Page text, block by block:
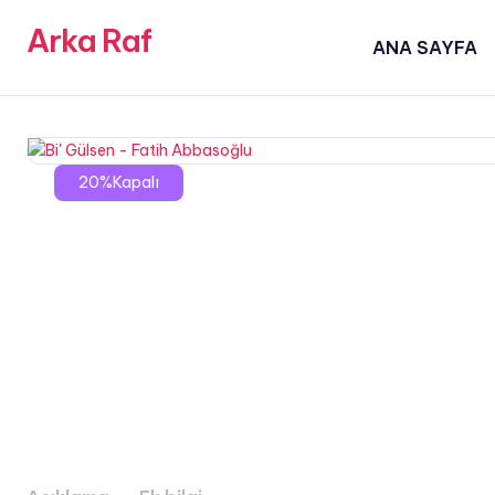
Arka Raf ANA SAYFA
20%Kapalı